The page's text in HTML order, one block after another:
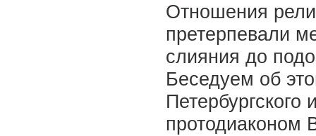
Отношения
претерпевали
слияния до
Беседуем об
Петербургского
протодиаконом